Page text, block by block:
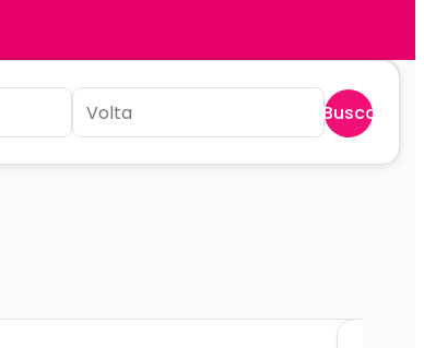
Buscar